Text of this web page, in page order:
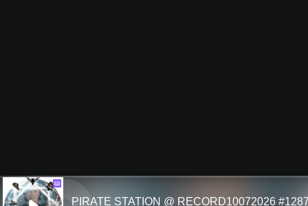
Ш
PIRATE STATION @ RECORD10072026